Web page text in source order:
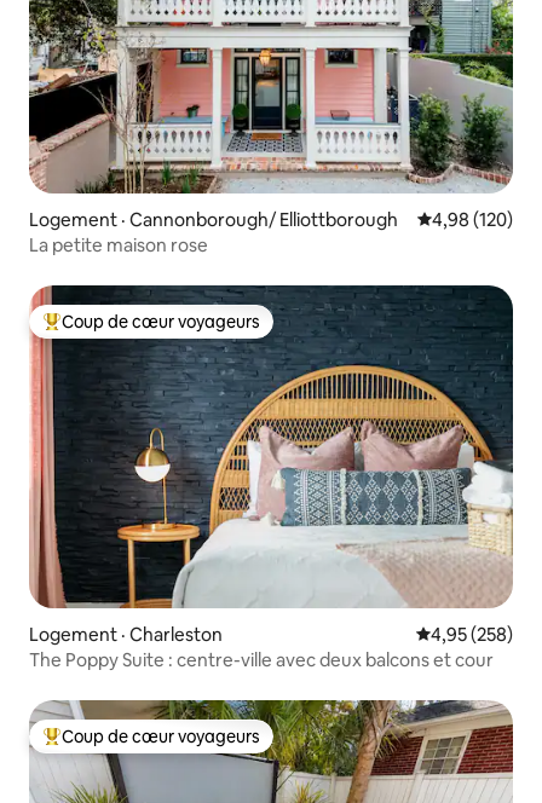
Logement · Cannonborough/ Elliottborough Note
4,98 (120)
La petite maison rose
Coup de cœur voyageurs parmi les plus aimés
Coup de cœur voyageurs
Logement · Charleston Note
4,95 (258)
The Poppy Suite : centre-ville avec deux balcons et cour
Coup de cœur voyageurs parmi les plus aimés
Coup de cœur voyageurs